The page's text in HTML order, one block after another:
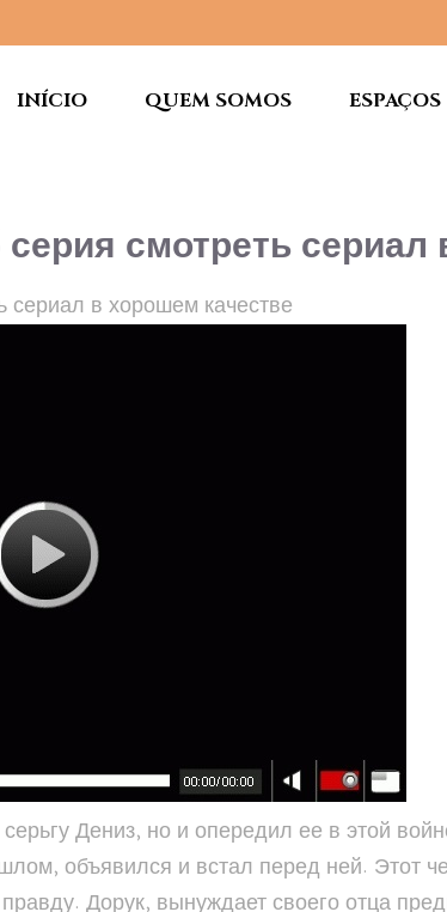
INÍCIO QUEM SOMOS ESPAÇOS
смотреть сериал
сериал в хорошем качестве
Дениз, но и опередил ее в этой
объявился и встал перед ней. Этот
Дорук, вынуждает своего отца